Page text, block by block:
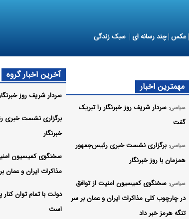
عکس چند رسانه ای سبک زندگی
مهمترین اخبار
سیاسی: سردار شریف روز خبرنگار را تبریک
گفت
سیاسی: برگزاری نشست خبری رئیس‌جمهور
همزمان با روز خبرنگار
سیاسی: سخنگوی کمیسیون امنیت از توافق
در چارچوب کلی مذاکرات ایران و عمان بر سر
تنگه هرمز خبر داد
آخرین اخبار گروه
سردار شریف روز
برگزاری نشست خبری
خبرنگار
سخنگوی کمیسیون
مذاکرات ایران و عمان
دولت با تمام توان کنار
است